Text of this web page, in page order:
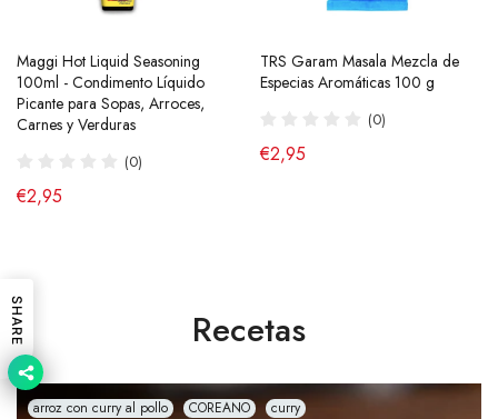
Maggi Hot Liquid Seasoning
100ml - Condimento Líquido
Picante para Sopas, Arroces,
Carnes y Verduras
(0)
€2,95
TRS Garam Masala Mezcla de
Especias Aromáticas 100 g
(0)
€2,95
Ramen Buldak Carbonara
Coreano (Halal) 130g SamYang
(40)
Salsa de Chili Crujiente 210g
Laoganma
(43)
€4,95
Recetas
arroz con curry al pollo COREANO curry
SHARE